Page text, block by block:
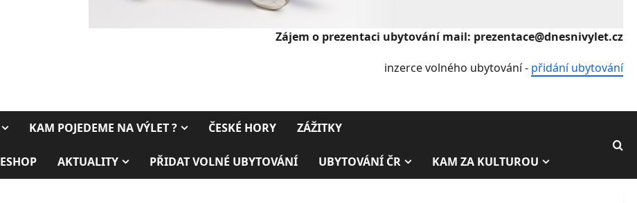
Zájem o prezentaci ubytování mail: prezentace@dnesnivylet.cz
inzerce volného ubytování - přidání ubytování
KAM POJEDEME NA VÝLET ? ČESKÉ HORY ZÁŽITKY
ESHOP AKTUALITY PŘIDAT VOLNÉ UBYTOVÁNÍ UBYTOVÁNÍ ČR KAM ZA KULTUROU